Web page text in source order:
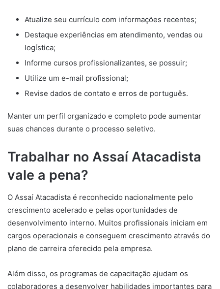
Atualize seu currículo com informações recentes;
Destaque experiências em atendimento, vendas ou
logística;
Informe cursos profissionalizantes, se possuir;
Utilize um e-mail profissional;
Revise dados de contato e erros de português.
Manter um perfil organizado e completo pode aumentar
suas chances durante o processo seletivo.
Trabalhar no Assaí Atacadista
vale a pena?
O Assaí Atacadista é reconhecido nacionalmente pelo
crescimento acelerado e pelas oportunidades de
desenvolvimento interno. Muitos profissionais iniciam em
cargos operacionais e conseguem crescimento através do
plano de carreira oferecido pela empresa.
Além disso, os programas de capacitação ajudam os
colaboradores a desenvolver habilidades importantes para